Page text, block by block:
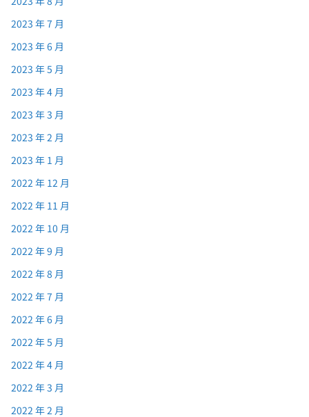
2023 年 7 月
2023 年 6 月
2023 年 5 月
2023 年 4 月
2023 年 3 月
2023 年 2 月
2023 年 1 月
2022 年 12 月
2022 年 11 月
2022 年 10 月
2022 年 9 月
2022 年 8 月
2022 年 7 月
2022 年 6 月
2022 年 5 月
2022 年 4 月
2022 年 3 月
2022 年 2 月